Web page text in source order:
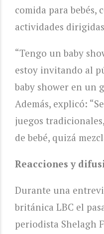
comida para bebés,
actividades
“Tengo un baby
estoy invitando al
baby shower en un
Además, explicó:
juegos
de bebé, quizá
Reacciones y
Durante una
británica LBC el
periodista Shelagh